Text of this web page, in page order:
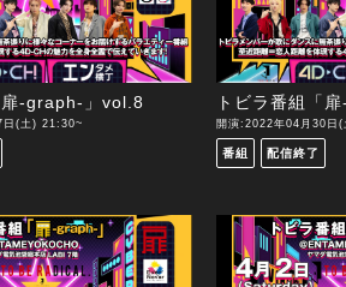
扉-graph-」vol.8
日(土) 21:30~
トビラ番組「
開演:2022年04月30日
番組 配信終了